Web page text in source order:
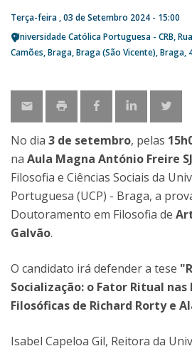
Terça-feira , 03 de Setembro 2024 - 15:00
Universidade Católica Portuguesa - CRB
Camões Braga Braga (São Vicente), Braga
No dia 3 de setembro, pelas
na Aula Magna António Freire SJ
Filosofia e Ciências Sociais da
Portuguesa (UCP) - Braga, a
Doutoramento em Filosofia de
Galvão.
O candidato irá defender a tese
Socialização: o Fator Ritual nas
Filosóficas de Richard Rorty e
Isabel Capeloa Gil, Reitora da